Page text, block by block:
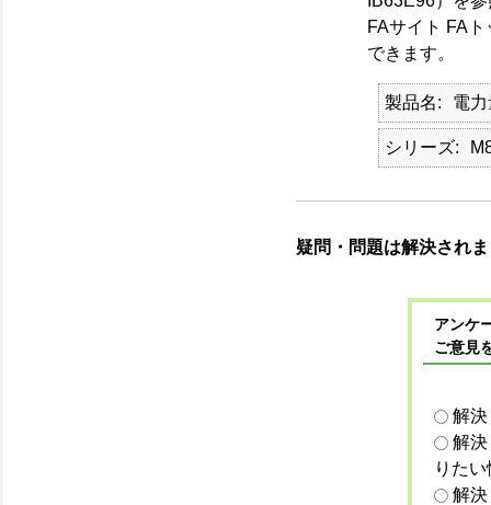
FAサイト FA
できます。
製品名 電
シリーズ
疑問・問題は解決され
アンケ
ご意見
解
解
りた
解